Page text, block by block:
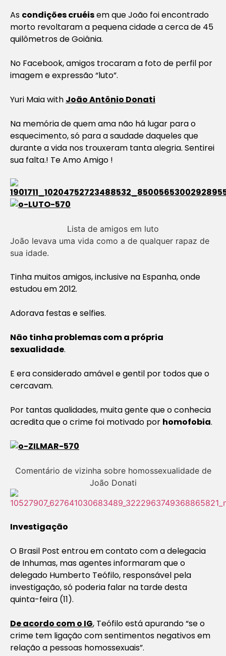
As condições cruéisem que João foi encontrado
morto revoltaram a pequena cidade a cerca de 45
quilômetros de Goiânia.
No Facebook, amigos trocaram a foto de perfil por
imagem e expressão “luto”.
Yuri Maiawith João Antônio Donati
Na memória de quem ama não há lugar para o
esquecimento, só para a saudade daqueles que
durante a vida nos trouxeram tanta alegria. Sentirei
sua falta.! Te Amo Amigo !
Lista de amigos em luto
João levava uma vida como a de qualquer rapaz de
sua idade.
Tinha muitos amigos, inclusive na Espanha, onde
estudou em 2012.
Adorava festas e selfies.
Não tinha problemas com a própria
sexualidade.
E era considerado amável e gentil por todos que o
cercavam.
Por tantas qualidades, muita gente que o conhecia
acredita que o crime foi motivado por homofobia.
Comentário de vizinha sobre homossexualidade de
João Donati
Investigação
O Brasil Post entrou em contato com a delegacia
de Inhumas, mas agentes informaram que o
delegado Humberto Teófilo, responsável pela
investigação, só poderia falar na tarde desta
quinta-feira (11).
De acordo com o IG, Teófilo está apurando “se o
crime tem ligação com sentimentos negativos em
relação a pessoas homossexuais”.